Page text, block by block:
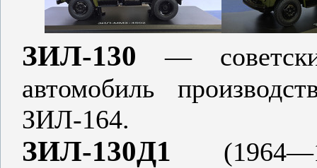
ЗИЛ-130
—
автомобиль
ЗИЛ-164.
ЗИЛ-130Д1